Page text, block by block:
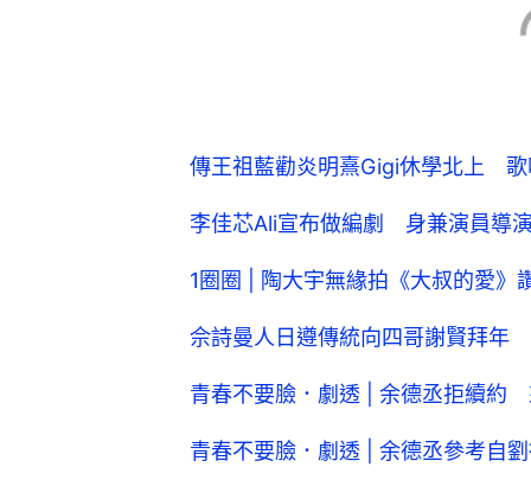
傳王祖藍勸炎明熹Gigi休學北上 歌
李佳芯Ali宣布做編劇 身兼演員導
1圈圈 | 陶大宇無緣拍《大叔的愛》
佘詩曼人日遵傳統向四哥謝賢拜年
青春不要臉．劇透 | 余德丞拒續約
青春不要臉．劇透 | 余德丞參考自